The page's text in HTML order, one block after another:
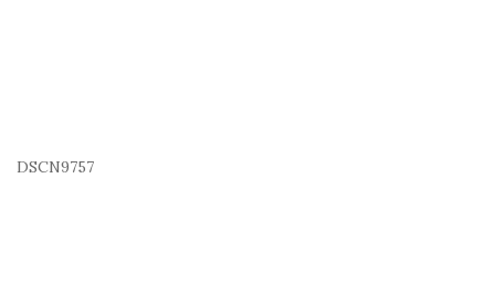
DSCN9757